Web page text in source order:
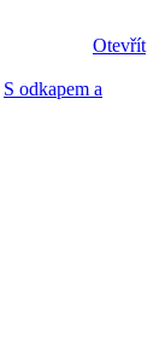
Otevřít
S odkapem a